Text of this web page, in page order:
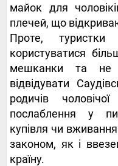
майок для
плечей, що
Проте,
користуватися
мешканки та не
відвідувати
родичів
послаблення у
купівля чи
законом, як і
країну.